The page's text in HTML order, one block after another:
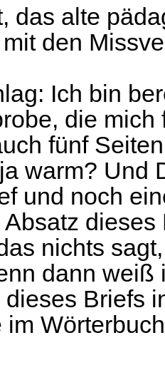
das alte
den
Ich bin
die
fünf
warm? Und
und noch
nichts
dann
Briefs
im